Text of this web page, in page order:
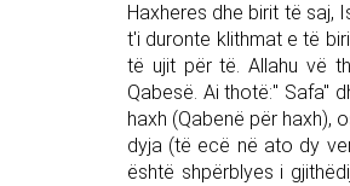
Haxheres dhe birit të saj,
t'i duronte klithmat e të
të ujit për të. Allahu vë
Qabesë. Ai thotë:" Safa"
haxh (Qabenë për haxh),
dyja (të ecë në ato dy
është shpërblyes i